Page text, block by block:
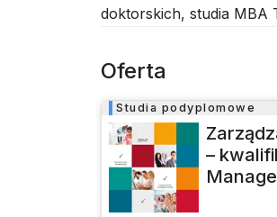
doktorskich, studia MBA
Oferta
Studia podyplomowe
–